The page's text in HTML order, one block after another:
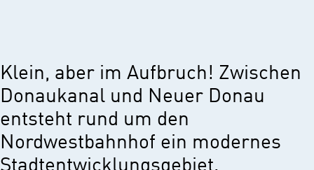
Klein, aber im Aufbruch! Zwischen
Donaukanal und Neuer Donau
entsteht rund um den
Nordwestbahnhof ein modernes